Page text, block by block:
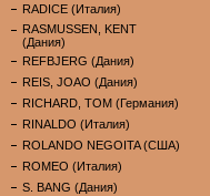
RADICE (Италия)
RASMUSSEN, KENT
(Дания)
REFBJERG (Дания)
REIS, JOAO (Дания)
RICHARD, TOM (Германия)
RINALDO (Италия)
ROLANDO NEGOITA (США)
ROMEO (Италия)
S. BANG (Дания)